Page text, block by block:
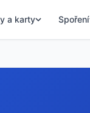
a karty Spoření